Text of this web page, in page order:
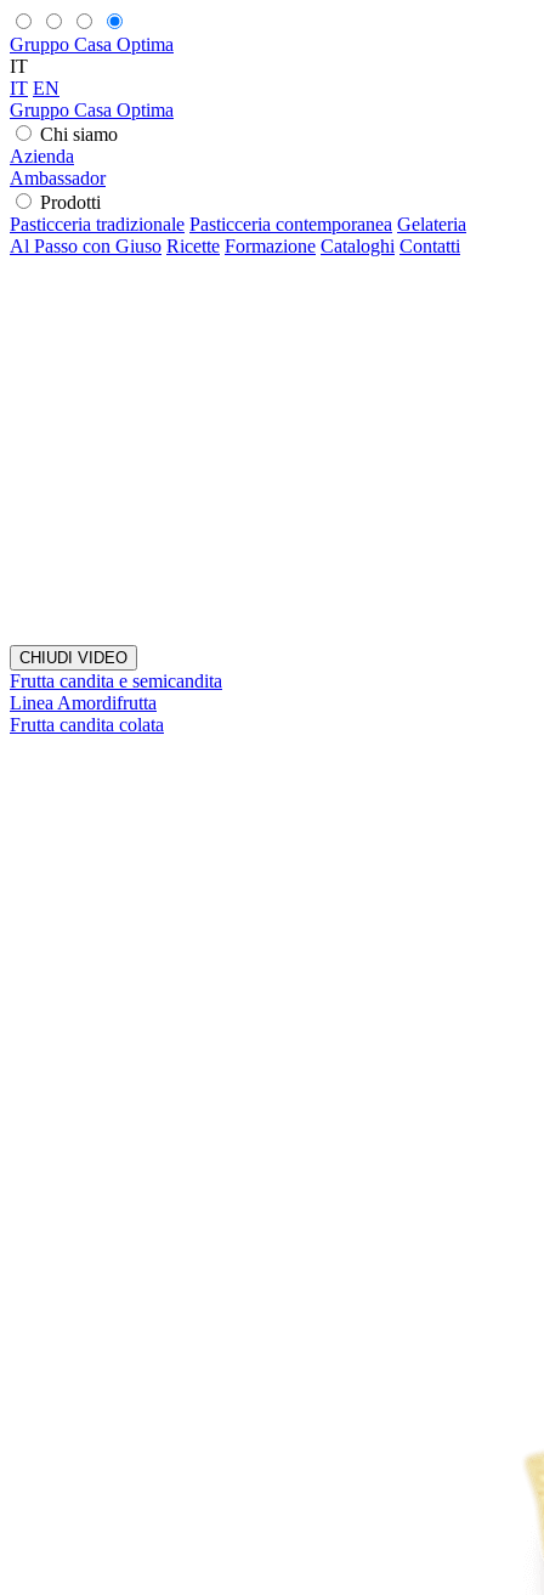
Gruppo Casa Optima
IT
IT EN
Gruppo Casa Optima
Chi siamo
Azienda
Ambassador
Prodotti
Pasticceria tradizionale Pasticceria contemporanea Gelateria
Al Passo con Giuso Ricette Formazione Cataloghi Contatti
CHIUDI VIDEO
Frutta candita e semicandita
Linea Amordifrutta
Frutta candita colata